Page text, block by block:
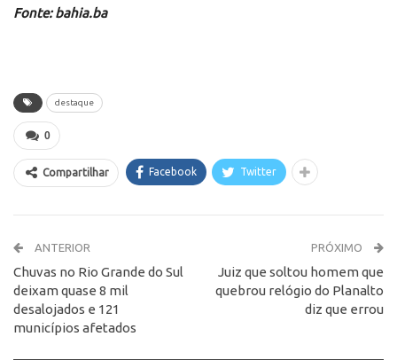
Fonte: bahia.ba
destaque
0
Compartilhar Facebook Twitter
ANTERIOR
Chuvas no Rio Grande do Sul
deixam quase 8 mil
desalojados e 121
municípios afetados
PRÓXIMO
Juiz que soltou homem que
quebrou relógio do Planalto
diz que errou